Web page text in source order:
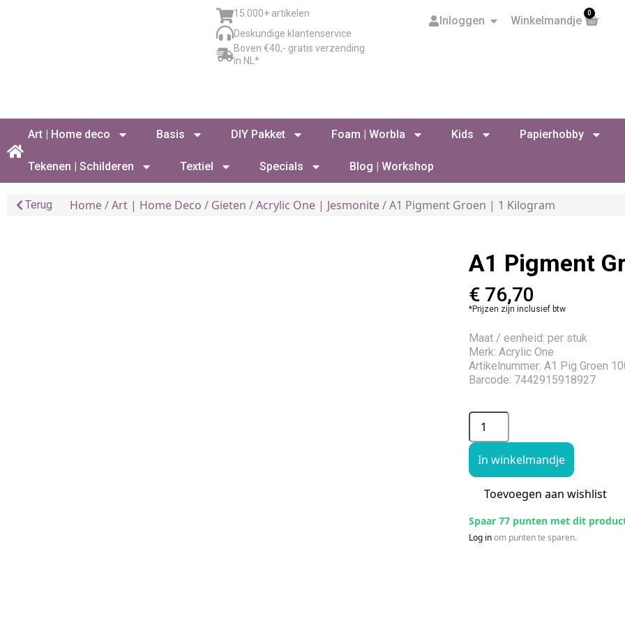
15.000+ artikelen
Deskundige klantenservice
Boven €40,- gratis verzending
in NL*
Inloggen Winkelmandje
0
Art | Home deco Basis DIY Pakket Foam | Worbla Kids Papierhobby
Tekenen | Schilderen Textiel Specials Blog | Workshop
Terug Home/Art | Home Deco / Gieten /Acrylic One | Jesmonite/ A1 Pigment Groen | 1 Kilogram
A1 Pigment
€ 76,70
*Prijzen zijn inclusief btw
Maat / eenheid: per stuk
Merk: Acrylic One
Artikelnummer: A1 Pig Groen
Barcode: 7442915918927
In winkelmandje
Toevoegen aan wishlist
Spaar 77 punten met dit
Log inom punten te sparen.